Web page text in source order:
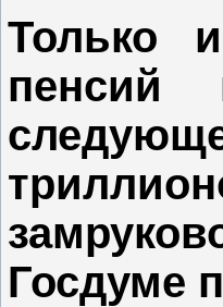
Только
Госдуме